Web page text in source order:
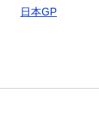
日本GP